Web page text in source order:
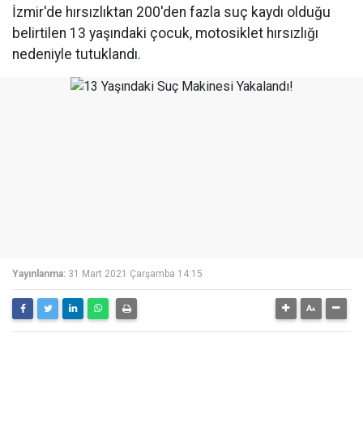
İzmir'de hırsızlıktan 200'den fazla suç kaydı olduğu
belirtilen 13 yaşındaki çocuk, motosiklet hırsızlığı
nedeniyle tutuklandı.
Yayınlanma: 31 Mart 2021 Çarşamba 14:15